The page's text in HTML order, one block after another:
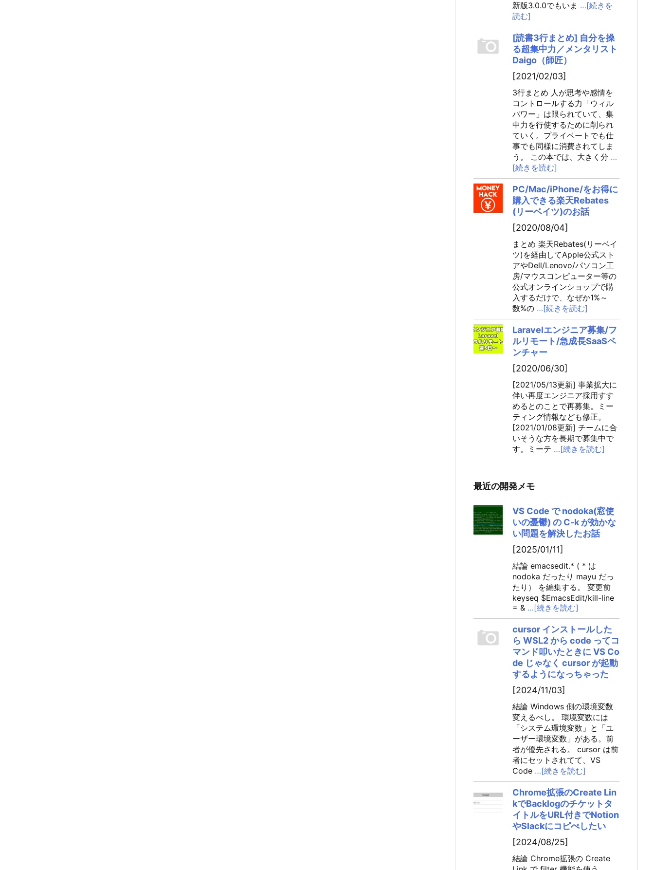
新版3.0.0でもいま …[続きを
読む]
[読書3行まとめ] 自分を操
る超集中力／メンタリスト
Daigo（師匠）
[2021/02/03]
3行まとめ 人が思考や感情を
コントロールする力「ウィル
パワー」は限られていて、集
中力を行使するために削られ
ていく。プライベートでも仕
事でも同様に消費されてしま
う。 この本では、大きく分 …
[続きを読む]
PC/Mac/iPhone/をお得に
購入できる楽天Rebates
(リーベイツ)のお話
[2020/08/04]
まとめ 楽天Rebates(リーベイ
ツ)を経由してApple公式スト
アやDell/Lenovo/パソコン工
房/マウスコンピューター等の
公式オンラインショップで購
入するだけで、なぜか1%～
数%の …[続きを読む]
Laravelエンジニア募集/フ
ルリモート/急成長SaaSベ
ンチャー
[2020/06/30]
[2021/05/13更新] 事業拡大に
伴い再度エンジニア採用すす
めるとのことで再募集。ミー
ティング情報なども修正。
[2021/01/08更新] チームに合
いそうな方を長期で募集中で
す。ミーテ …[続きを読む]
最近の開発メモ
VS Code で nodoka(窓使
いの憂鬱) の C-k が効かな
い問題を解決したお話
[2025/01/11]
結論 emacsedit.* ( * は
nodoka だったり mayu だっ
たり） を編集する。 変更前
keyseq $EmacsEdit/kill-line
= & …[続きを読む]
cursor インストールした
ら WSL2 から code ってコ
マンド叩いたときに VS Co
de じゃなく cursor が起動
するようになっちゃった
[2024/11/03]
結論 Windows 側の環境変数
変えるべし。 環境変数には
「システム環境変数」と「ユ
ーザー環境変数」がある。前
者が優先される。 cursor は前
者にセットされてて、VS
Code …[続きを読む]
Chrome拡張のCreate Lin
kでBacklogのチケットタ
イトルをURL付きでNotion
やSlackにコピぺしたい
[2024/08/25]
結論 Chrome拡張の Create